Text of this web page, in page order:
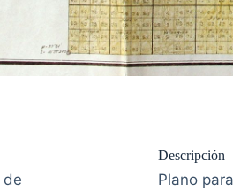
de
Descripción
Plano